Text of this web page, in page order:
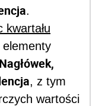
.
kwartału
elementy
Nagłówek,
, z tym
wartości